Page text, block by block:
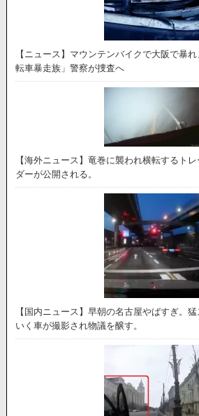
【ニュース】マウンテンバイクで大阪で暴
転車暴走族」警察が捜査へ
【海外ニュース】竜巻に襲われ横転するト
ダーが公開される。
【国内ニュース】早朝の名古屋やばすぎ。
いく車が撮影され物議を醸す。